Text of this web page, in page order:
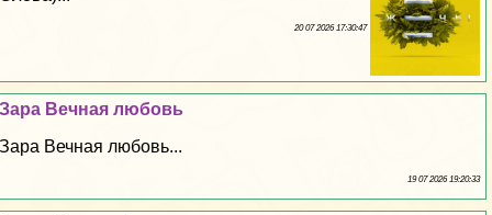
20 07 2026 17:30:47
Зара Вечная любовь
Зара Вечная любовь...
19 07 2026 19:20:33